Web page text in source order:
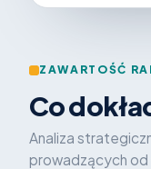
ZAWARTOŚĆ
Co
Analiza
prowadzących od